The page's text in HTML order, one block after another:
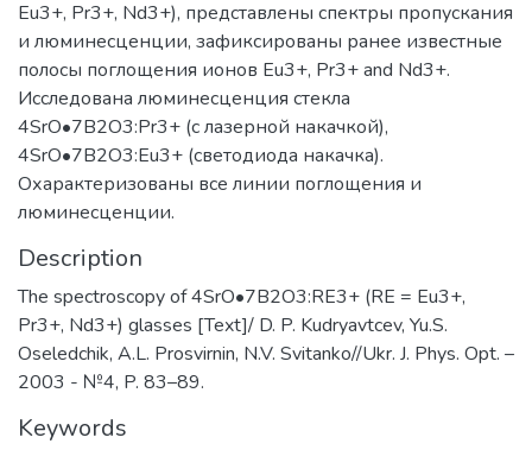
Eu3+, Pr3+, Nd3+), представлены спектры пропускания
и люминесценции, зафиксированы ранее известные
полосы поглощения ионов Eu3+, Pr3+ and Nd3+.
Исследована люминесценция стекла
4SrO•7B2O3:Pr3+ (с лазерной накачкой),
4SrO•7B2O3:Eu3+ (светодиода накачка).
Охарактеризованы все линии поглощения и
люминесценции.
Description
The spectroscopy of 4SrO•7B2O3:RE3+ (RE = Eu3+,
Pr3+, Nd3+) glasses [Text]/ D. P. Kudryavtcev, Yu.S.
Oseledchik, A.L. Prosvirnin, N.V. Svitanko//Ukr. J. Phys. Opt. –
2003 - №4, P. 83–89.
Keywords